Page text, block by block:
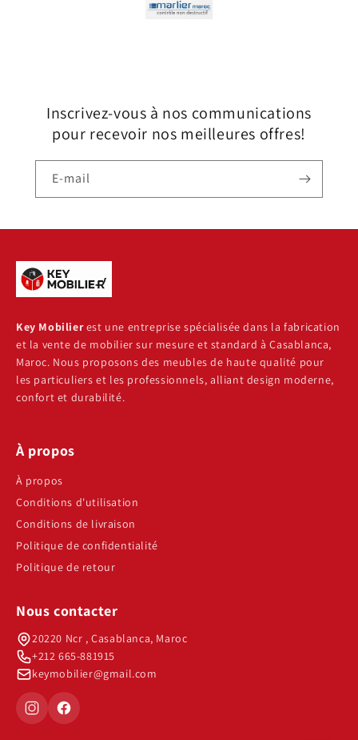
Inscrivez-vous à nos communications
pour recevoir nos meilleures offres!
E-mail
Key Mobilierest une entreprise spécialisée dans la fabrication
et la vente de mobilier sur mesure et standard à Casablanca,
Maroc. Nous proposons des meubles de haute qualité pour
les particuliers et les professionnels, alliant design moderne,
confort et durabilité.
À propos
À propos
Conditions d'utilisation
Conditions de livraison
Politique de confidentialité
Politique de retour
Nous contacter
20220 Ncr , Casablanca, Maroc
+212 665-881915
keymobilier@gmail.com